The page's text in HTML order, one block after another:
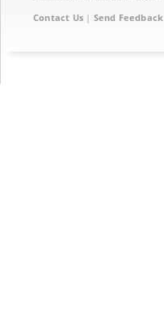
Contact Us | Send Feedback